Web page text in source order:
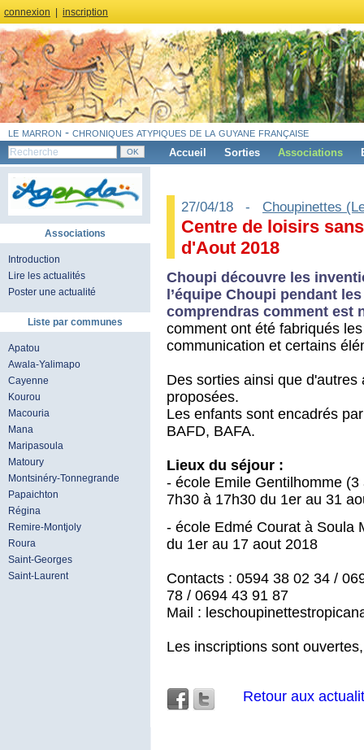
connexion inscription
le marron - chroniques atypiques de la guyane française
Accueil Sorties Associations
Associations
Introduction
Lire les actualités
Poster une actualité
Liste par communes
Apatou
Awala-Yalimapo
Cayenne
Kourou
Macouria
Mana
Maripasoula
Matoury
Montsinéry-Tonnegrande
Papaichton
Régina
Remire-Montjoly
Roura
Saint-Georges
Saint-Laurent
27/04/18 - Choupinettes
Centre de loisirs
d'Aout 2018
Choupi découvre les
l’équipe Choupi pendant
comprendras comment est
comment ont été fabriqués
communication et certains
Des sorties ainsi que
proposées.
Les enfants sont encadrés
BAFD, BAFA.
Lieux du séjour :
- école Emile Gentilhomme
7h30 à 17h30 du 1er au 31
- école Edmé Courat à Soula
du 1er au 17 aout 2018
Contacts : 0594 38 02 34 /
78 / 0694 43 91 87
Mail :
Les inscriptions sont
Retour aux